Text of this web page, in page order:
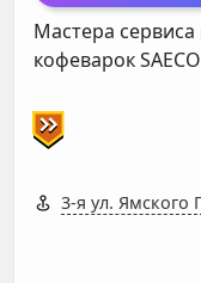
Мастера
кофеварокSAECO
3-я ул. Ямского